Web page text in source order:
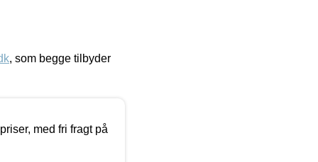
, som begge tilbyder
med fri fragt på